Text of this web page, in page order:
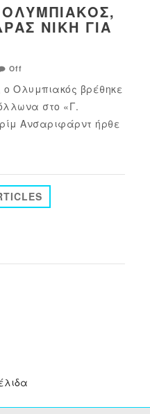
ΝΊΚΗ ΓΙΑ
Off
Ολυμπιακός βρέθηκε
στο «Γ.
Ανσαριφάρντ ήρθε